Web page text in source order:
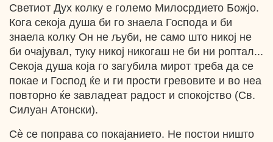
Светиот Дух колку е големо Милосрдието Божјо.
Кога секоја душа би го знаела Господа и би
знаела колку Он не љуби, не само што никој не
би очајувал, туку никој никогаш не би ни роптал...
Секоја душа која го загубила мирот треба да се
покае и Господ ќе и ги прости гревовите и во неа
повторно ќе завладеат радост и спокојство (Св.
Силуан Атонски).
Сè се поправа со покајанието. Не постои ништо